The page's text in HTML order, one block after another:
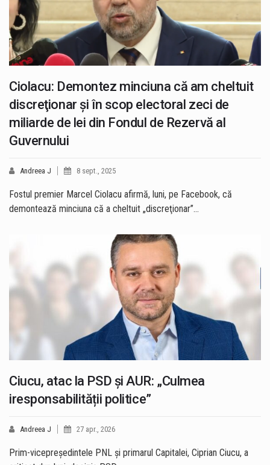
Ciolacu: Demontez minciuna că am cheltuit
discreţionar şi în scop electoral zeci de
miliarde de lei din Fondul de Rezervă al
Guvernului
Andreea J 8 sept., 2025
Fostul premier Marcel Ciolacu afirmă, luni, pe Facebook, că
demontează minciuna că a cheltuit „discreţionar”…
Ciucu, atac la PSD și AUR: „Culmea
iresponsabilității politice”
Andreea J 27 apr., 2026
Prim-vicepreședintele PNL și primarul Capitalei, Ciprian Ciucu, a